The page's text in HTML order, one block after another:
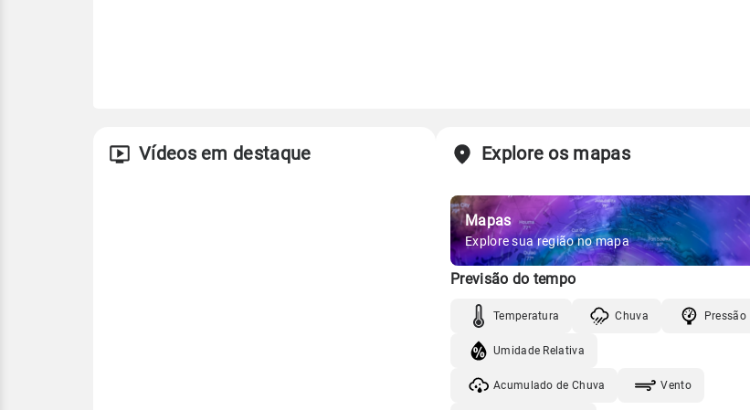
Vídeos em destaque Explore os mapas
Mapas
Explore sua região no mapa
Previsão do tempo
Temperatura Chuva Pressão
Umidade Relativa
Acumulado de Chuva Vento